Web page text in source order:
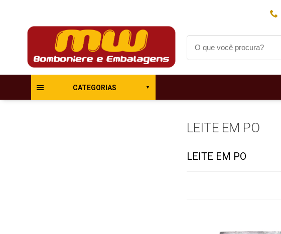
CATEGORIAS
LEITE EM PO
LEITE EM PO